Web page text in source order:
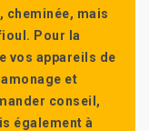
cheminée, mais
Pour la
vos appareils de
et
conseil,
également à